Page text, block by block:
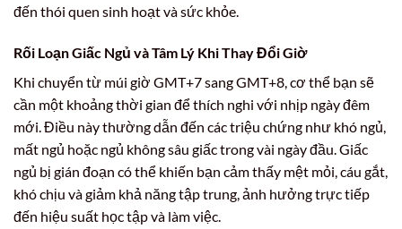
đến thói quen sinh hoạt và sức khỏe.
Rối Loạn Giấc Ngủ và Tâm Lý Khi Thay Đổi Giờ
Khi chuyển từ múi giờ GMT+7 sang GMT+8, cơ thể bạn sẽ
cần một khoảng thời gian để thích nghi với nhịp ngày đêm
mới. Điều này thường dẫn đến các triệu chứng như khó ngủ,
mất ngủ hoặc ngủ không sâu giấc trong vài ngày đầu. Giấc
ngủ bị gián đoạn có thể khiến bạn cảm thấy mệt mỏi, cáu gắt,
khó chịu và giảm khả năng tập trung, ảnh hưởng trực tiếp
đến hiệu suất học tập và làm việc.